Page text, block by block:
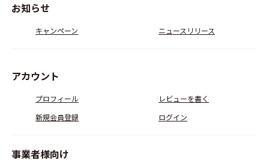
お知らせ
キャンペーン ニュースリリース
アカウント
プロフィール
レビューを書く
新規会員登録
ログイン
事業者様向け